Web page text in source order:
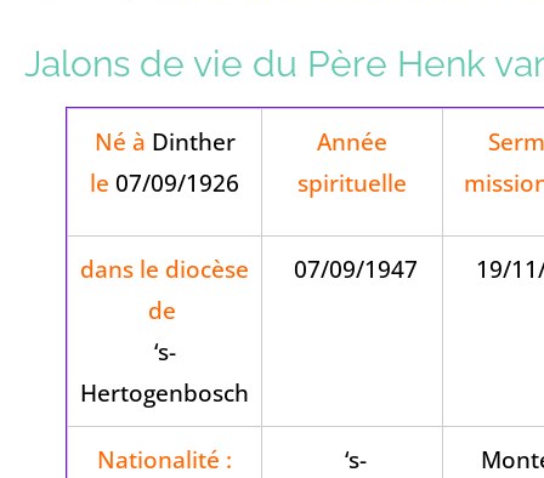
Jalons de vie du Père Henk
Né à Dinther
le 07/09/1926
Année
spirituelle
dans le diocèse
de
‘s-
Hertogenbosch
07/09/1947 19/
Nationalité :
‘s-